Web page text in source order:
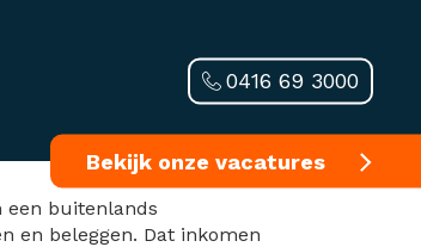
Bekijk onze vacatures
0416 69 3000
box 3
een buitenlands
en beleggen. Dat inkomen